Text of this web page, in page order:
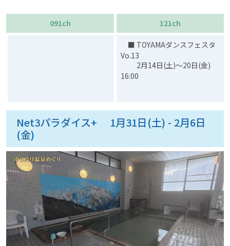
091ch 121ch
■ TOYAMAダンスフェスタ
Vo.13
2月14日(土)～20日(金)
16:00
Net3パラダイス+ 1月31日(土) - 2月6日
(金)